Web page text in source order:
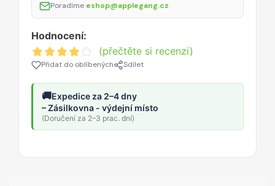
Poradíme eshop@applegang.cz
Hodnocení:
(přečtěte si recenzi)
Přidat do oblíbených Sdílet
🚚Expedice za 2–4 dny
– Zásilkovna - výdejní místo
(Doručení za 2–3 prac. dní)